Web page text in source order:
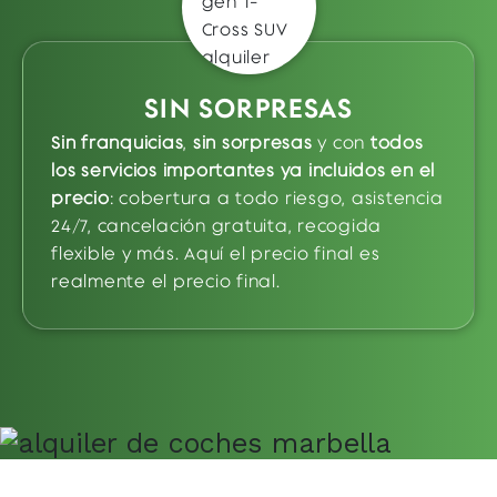
NUESTRO ALQUILER DE COCHES SIN
FRANQUICIA
de coche que elijas, a la duración del alquiler y a la
temporada. Desde 16€/día(según temporada y
disponibilidad) puedes conducir cualquier
categoría de nuestra flota, conseguro a todo
riesgo incluido, sin franquicia y sin letra pequeña.
Si buscas una oportunidad especial o un descuento
activo, consulta nuestrasofertas de alquiler de
franquicia al mejor precio garantizado.
CONOCE LAS COBERTURAS Y SEGURO
SIN SORPRESAS
Sin franquicias, sin sorpresas y con todos
los servicios importantes ya incluidos en el
precio: cobertura a todo riesgo, asistencia
24/7, cancelación gratuita, recogida
flexible y más. Aquí el precio final es
realmente el precio final.